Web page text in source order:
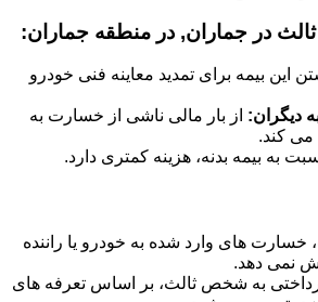
در جماران, در منطقه جماران:
این بیمه برای تمدید معاینه فنی خودرو
دیگران: از بار مالی ناشی از خسارت به
می کند.
به بیمه بدنه، هزینه کمتری دارد.
های وارد شده به خودرو یا راننده
نمی دهد.
به شخص ثالث، بر اساس تعرفه های